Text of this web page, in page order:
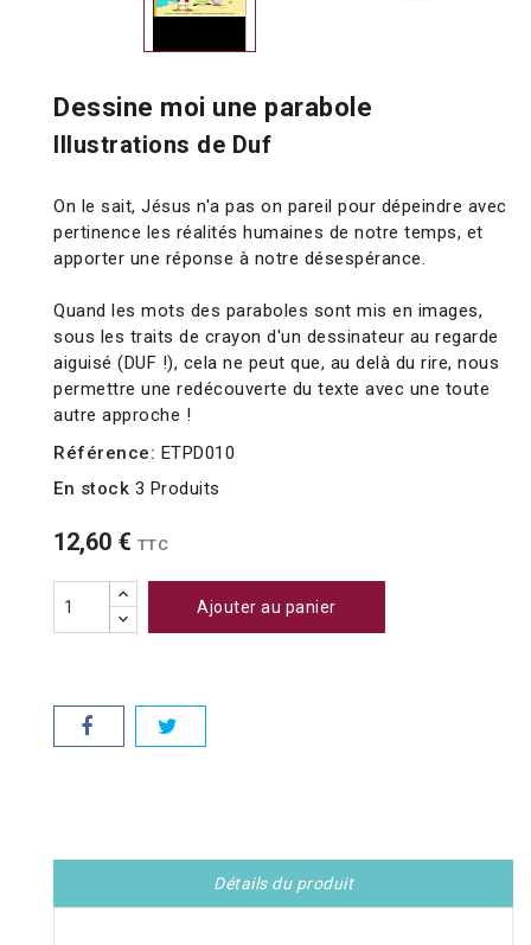
Dessine moi une parabole
Illustrations de Duf
On le sait, Jésus n'a pas on pareil pour dépeindre avec
pertinence les réalités humaines de notre temps, et
apporter une réponse à notre désespérance.
Quand les mots des paraboles sont mis en images,
sous les traits de crayon d'un dessinateur au regarde
aiguisé (DUF !), cela ne peut que, au delà du rire, nous
permettre une redécouverte du texte avec une toute
autre approche !
Référence: ETPD010
En stock 3 Produits
12,60 € TTC
Ajouter au panier
Détails du produit